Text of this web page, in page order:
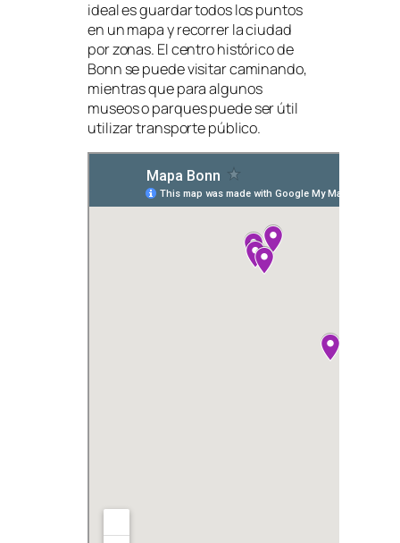
ideal es guardar todos los puntos
en un mapa y recorrer la ciudad
por zonas. El centro histórico de
Bonn se puede visitar caminando,
mientras que para algunos
museos o parques puede ser útil
utilizar transporte público.